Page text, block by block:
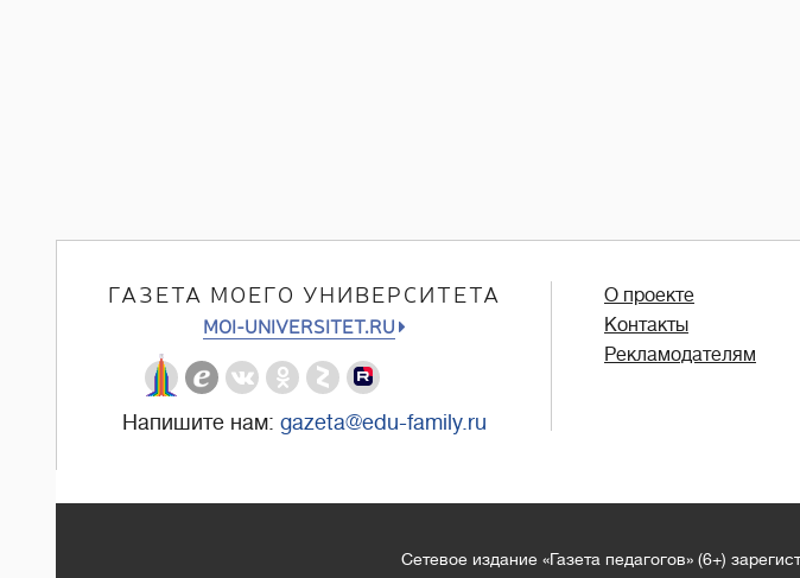
ГАЗЕТА МОЕГО УНИВЕРСИТЕТА
MOI-UNIVERSITET.RU
Напишите нам: gazeta@edu-family.ru
О проекте
Контакты
Рекламодателям
Сетевое издание «Газета педагогов» (6+)